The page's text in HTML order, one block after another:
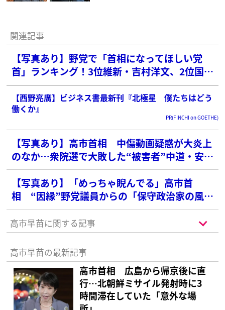
関連記事
【写真あり】野党で「首相になってほしい党
首」ランキング！3位維新・吉村洋文、2位国
民・玉木雄一郎を抑えた1位は？
【西野亮廣】ビジネス書最新刊『北極星 僕たちはどう
働くか』
PR(FINCHI on GOETHE)
【写真あり】高市首相 中傷動画疑惑が大炎上
のなか…衆院選で大敗した“被害者”中道・安住
淳氏が4カ月貫く「沈黙」
【写真あり】「めっちゃ睨んでる」高市首
相 “因縁”野党議員からの「保守政治家の風上
にも置けない」痛烈ダメ出しに見せた“表情”に
ネット騒然
高市早苗に関する記事
高市早苗の最新記事
高市首相 広島から帰京後に直
行…北朝鮮ミサイル発射時に3
時間滞在していた「意外な場